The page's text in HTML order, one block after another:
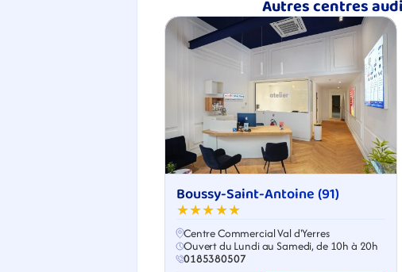
Autres centres
Boussy-Saint-Antoine (91)
★★★★★
Centre Commercial Val d'Yerres
Ouvert du Lundi au Samedi, de 10h à 20h
0185380507